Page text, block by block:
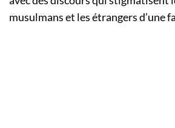
musulmans et les étrangers d’une